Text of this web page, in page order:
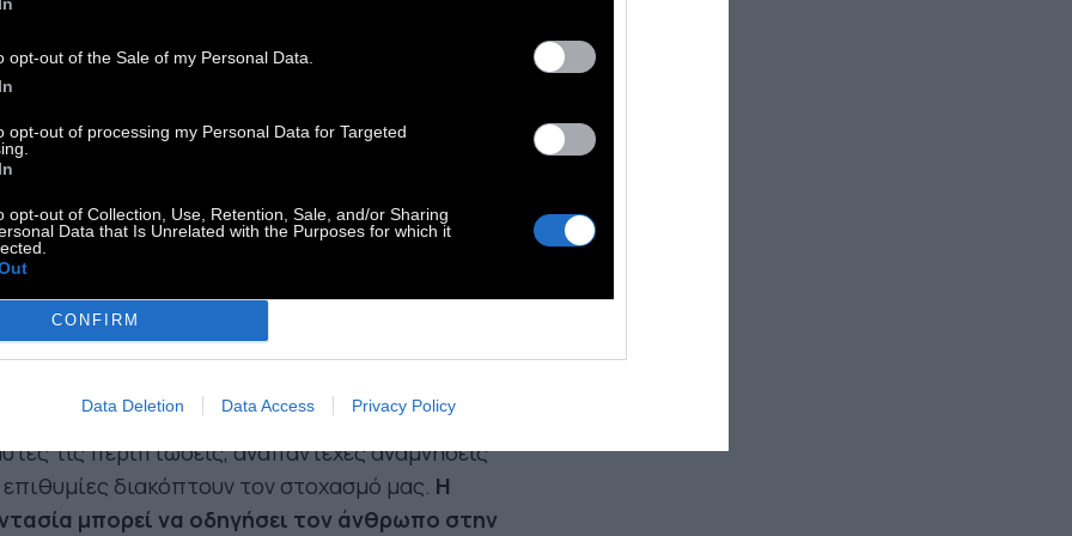
opt-out of the Sale of my Personal Data.
opt-out of processing my Personal Data for Targeted
opt-out of Collection, Use, Retention, Sale, and/or Sharing
Data that Is Unrelated with the Purposes for which it
CONFIRM
Data Deletion Data Access Privacy Policy
είναι «φυσικά» αλλά φαντασιακά
Η φαντασία μάς διαφοροποιεί από τα
Η φαντασία, ακόμη και εάν κλείσουμε τα μάτια
αυτιά, δεν αναχαιτίζεται. Υπάρχει πάντα μια
ροή από εικόνες, ιδέες, αναμνήσεις,
σταματήσουμε. Δεν μπορούμε καν να την
τουλάχιστον όχι πάντα. Κάποιες φορές
λογικά και συστηματικά. Αλλά ακόμη και
τις περιπτώσεις, αναπάντεχες αναμνήσεις
επιθυμίες διακόπτουν τον στοχασμό μας. Η
μπορεί να οδηγήσει τον άνθρωπο στην